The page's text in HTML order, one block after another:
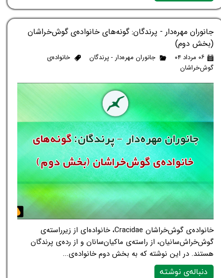
جانوران مهره‌دار - پرندگان: گونه‌های خانواده‌ی گوش‌خراشان
(بخش دوم)
۰۶ مرداد ۰۴ جانوران مهره‌دار - پرندگان
خانواده‌ی
گوش‌خراشان
خانواده‌ی گوش‌خراشان Cracidae، خانواده‌ای از زیرراسته‌ی
گوش‌خراش‌سانیان، از راسته‌ی ماکیان‌سانان و از رده‌ی پرندگان
هستند. در این نوشته که به بخش دوم خانواده‌ی...
دنباله‌ی نوشته